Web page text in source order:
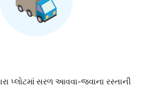
પ્લોટમાં સરળ આવવા-જવાના રસ્તાની